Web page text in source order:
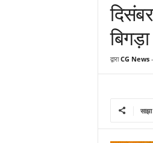
द्वारा CG News-